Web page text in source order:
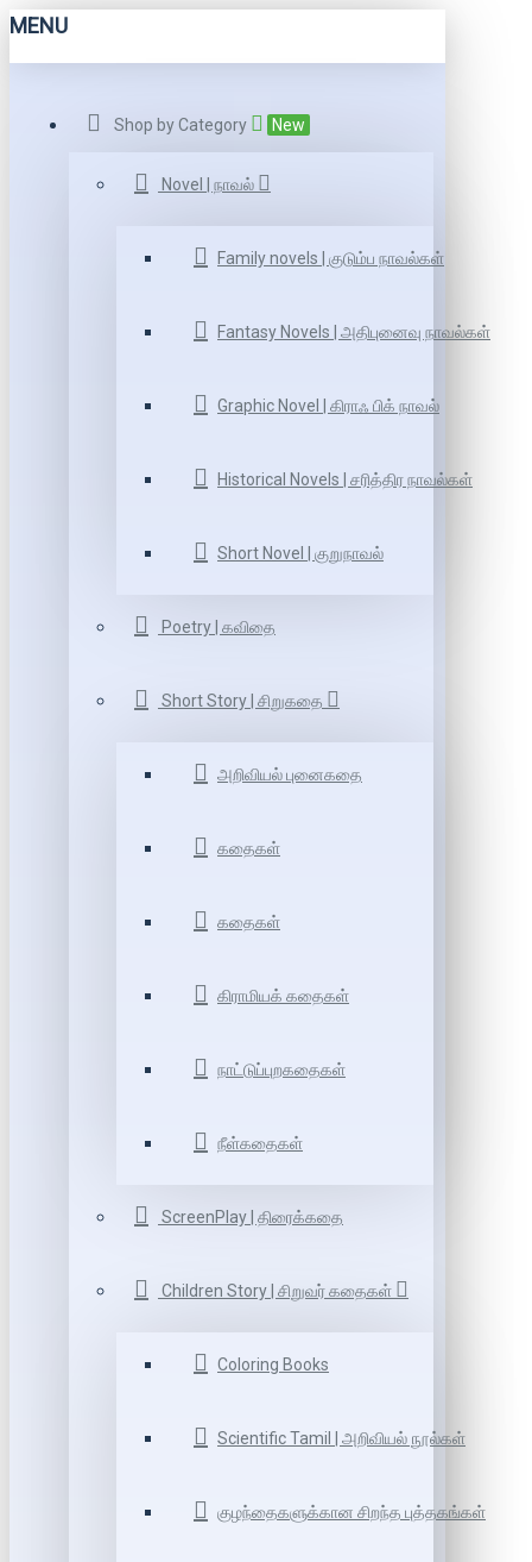
MENU
Shop by Category New
Novel | நாவல்
Family novels | குடும்ப நாவல்கள்
Fantasy Novels | அதிபுனைவு நாவல்கள்
Graphic Novel | கிராஃ பிக் நாவல்
Historical Novels | சரித்திர நாவல்கள்
Short Novel | குறுநாவல்
Poetry | கவிதை
Short Story | சிறுகதை
அறிவியல் புனைகதை
கதைகள்
கதைகள்
கிராமியக் கதைகள்
நாட்டுப்புறகதைகள்
நீள்கதைகள்
ScreenPlay | திரைக்கதை
Children Story | சிறுவர் கதைகள்
Coloring Books
Scientific Tamil | அறிவியல் நூல்கள்
குழந்தைகளுக்கான சிறந்த புத்தகங்கள்